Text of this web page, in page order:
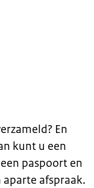
En
kunt u een
paspoort en
afspraak.